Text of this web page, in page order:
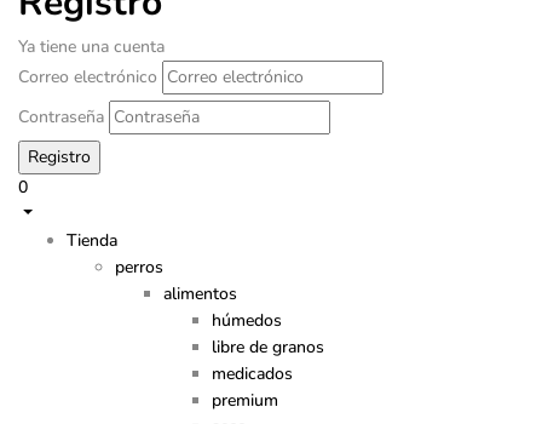
Ya tiene una cuenta
Correo electrónico
Contraseña
0
Tienda
perros
alimentos
húmedos
libre de granos
medicados
premium